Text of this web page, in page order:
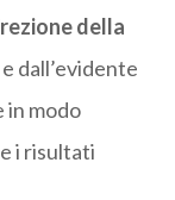
della
e dall’evidente
in modo
i risultati